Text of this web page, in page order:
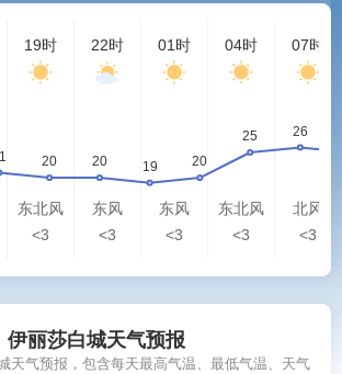
19时
东北风
<3
22时
东风
<3
01时
东风
<3
04时
东北风
<3
07时
北风
<3
伊丽莎白城天气预报
天气预报，包含每天最高气温、最低气温、天气